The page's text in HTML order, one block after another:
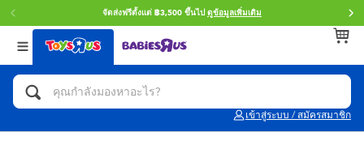
จัดส่งฟรีตั้งแต่ ฿3,500 ขึ้นไป ดูข้อมูลเพิ่มเติม
เข้าสู่ระบบ / สมัครสมาชิก
กลับ
หมวดหมู่
แอคชั่นฟิกเกอร์ และการสวมบทบาทเป็นฮีโร่
กลับ
แบรนด์
Toy Story ทอย สตอรี่
กลับ
Age
0~2 ปี